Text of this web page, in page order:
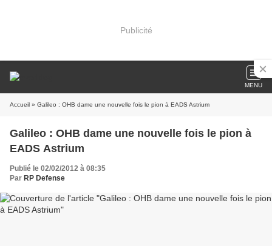
Publicité
MENU
Accueil » Galileo : OHB dame une nouvelle fois le pion à EADS Astrium
Galileo : OHB dame une nouvelle fois le pion à
EADS Astrium
Publié le 02/02/2012 à 08:35
Par RP Defense